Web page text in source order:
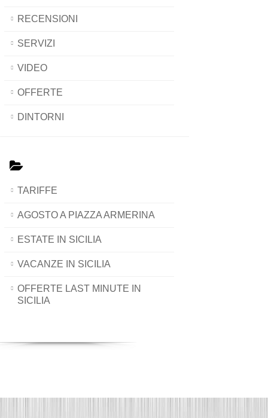
RECENSIONI
SERVIZI
VIDEO
OFFERTE
DINTORNI
TARIFFE
AGOSTO A PIAZZA ARMERINA
ESTATE IN SICILIA
VACANZE IN SICILIA
OFFERTE LAST MINUTE IN
SICILIA